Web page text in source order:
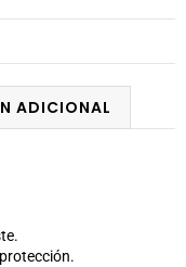
ADICIONAL